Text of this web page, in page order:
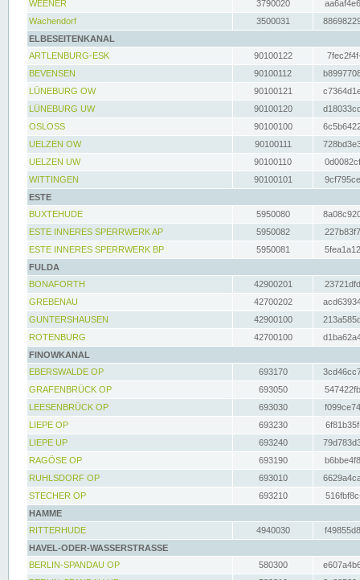
WEENER
3790020
Wachendorf
3500031
ELBESEITENKANAL
ARTLENBURG-ESK
90100122
BEVENSEN
90100112
LÜNEBURG OW
90100121
LÜNEBURG UW
90100120
OSLOSS
90100100
UELZEN OW
90100111
UELZEN UW
90100110
WITTINGEN
90100101
ESTE
BUXTEHUDE
5950080
ESTE INNERES SPERRWERK AP
5950082
ESTE INNERES SPERRWERK BP
5950081
FULDA
BONAFORTH
42900201
GREBENAU
42700202
GUNTERSHAUSEN
42900100
ROTENBURG
42700100
FINOWKANAL
EBERSWALDE OP
693170
GRAFENBRÜCK OP
693050
LEESENBRÜCK OP
693030
LIEPE OP
693230
LIEPE UP
693240
RAGÖSE OP
693190
RUHLSDORF OP
693010
STECHER OP
693210
HAMME
RITTERHUDE
4940030
HAVEL-ODER-WASSERSTRASSE
BERLIN-SPANDAU OP
580300